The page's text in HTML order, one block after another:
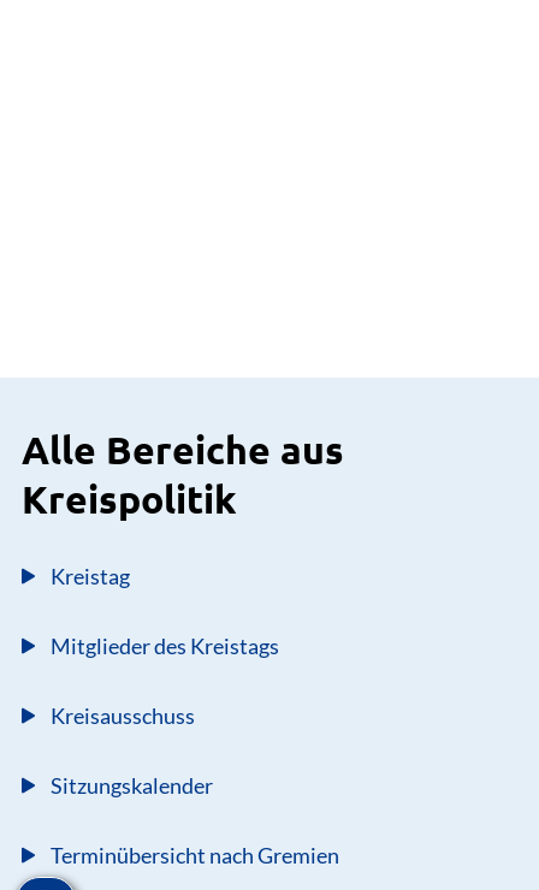
Alle Bereiche aus
Kreispolitik
Kreistag
Mitglieder des Kreistags
Kreisausschuss
Sitzungskalender
Terminübersicht nach Gremien